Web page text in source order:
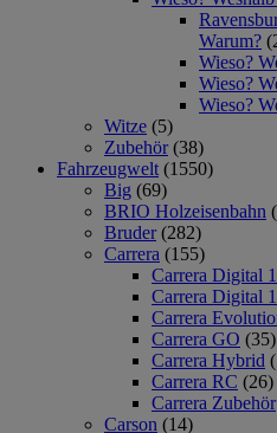
Warum?
Wieso?
Wieso?
Wieso?
Witze (5)
Zubehör (38)
Fahrzeugwelt (1550)
Big (69)
BRIO Holzeisenbahn
Bruder (282)
Carrera (155)
Carrera Digital
Carrera Digital
Carrera
Carrera GO (35)
Carrera Hybrid
Carrera RC (26)
Carrera Zubehör
Carson (14)